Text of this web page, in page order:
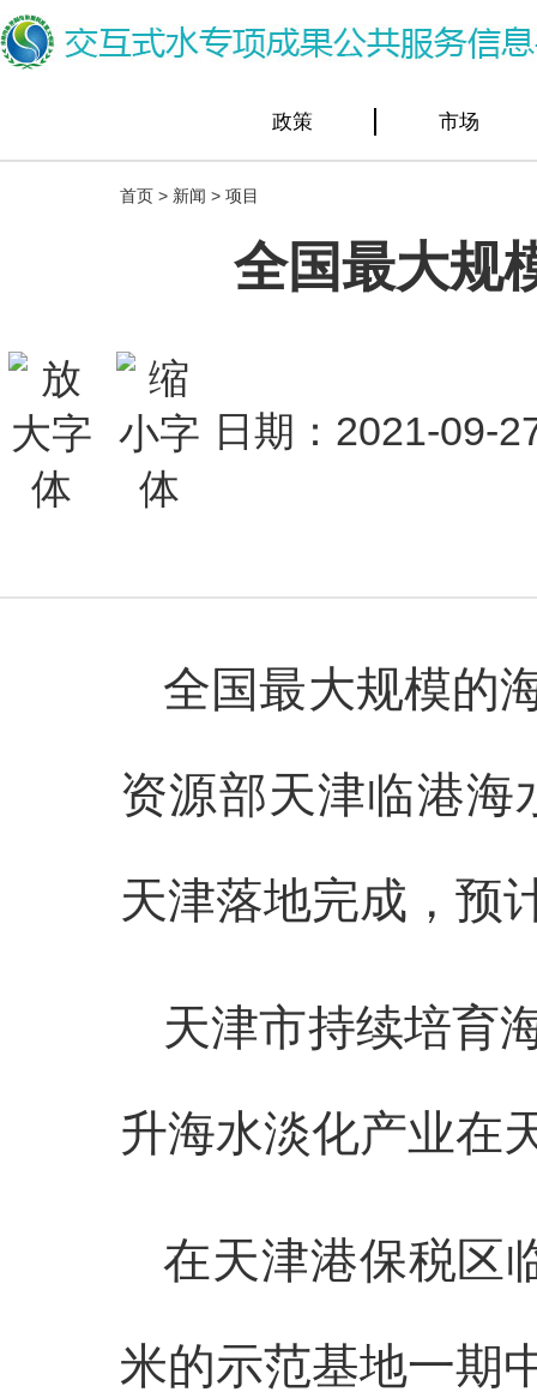
政策 市场
首页 > 新闻 > 项目
全国最大规
日期：2021-
全国最大规模的
资源部天津临港
天津落地完成，预
天津市持续培育
升海水淡化产业在
在天津港保税区
米的示范基地一期